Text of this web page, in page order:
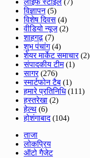
लाइफ स्टाइल (7)
विज्ञापन(5)
विशेष दिवस (4)
वीडियो न्यूज(2)
शाहगढ़ (7)
शुभ पंचांग(4)
शेयर मार्केट समाचार(2)
संपादकीय टीम(1)
सागर(276)
स्मार्टफोन टैब (1)
हमारे प्रतिनिधि(111)
हस्तरेखा (2)
हेल्थ (6)
होशंगाबाद(104)
ताजा
लोकप्रिय
ऑटो गैजेट